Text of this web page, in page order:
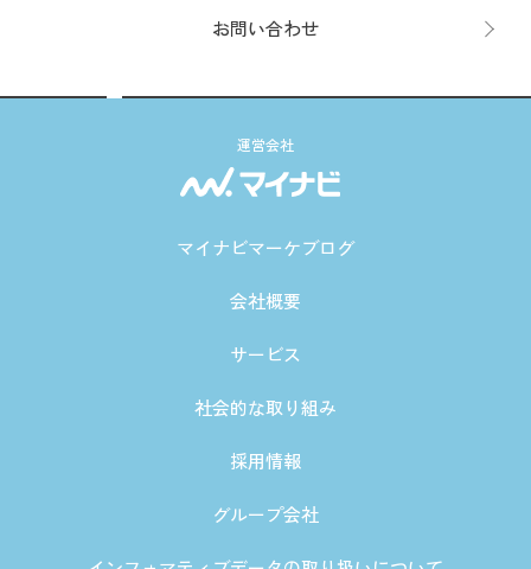
お問い合わせ
運営会社
マイナビマーケブログ
会社概要
サービス
社会的な取り組み
採用情報
グループ会社